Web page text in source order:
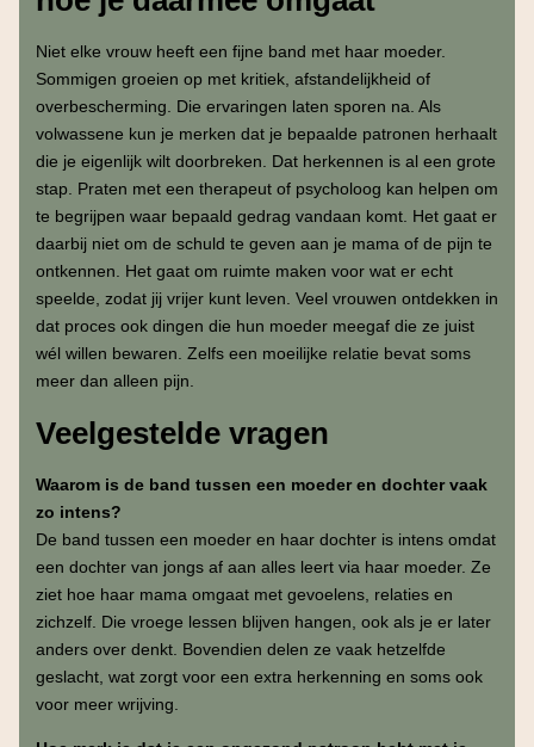
Niet elke vrouw heeft een fijne band met haar moeder.
Sommigen groeien op met kritiek, afstandelijkheid of
overbescherming. Die ervaringen laten sporen na. Als
volwassene kun je merken dat je bepaalde patronen herhaalt
die je eigenlijk wilt doorbreken. Dat herkennen is al een grote
stap. Praten met een therapeut of psycholoog kan helpen om
te begrijpen waar bepaald gedrag vandaan komt. Het gaat er
daarbij niet om de schuld te geven aan je mama of de pijn te
ontkennen. Het gaat om ruimte maken voor wat er echt
speelde, zodat jij vrijer kunt leven. Veel vrouwen ontdekken in
dat proces ook dingen die hun moeder meegaf die ze juist
wél willen bewaren. Zelfs een moeilijke relatie bevat soms
meer dan alleen pijn.
Veelgestelde vragen
Waarom is de band tussen een moeder en dochter vaak
zo intens?
De band tussen een moeder en haar dochter is intens omdat
een dochter van jongs af aan alles leert via haar moeder. Ze
ziet hoe haar mama omgaat met gevoelens, relaties en
zichzelf. Die vroege lessen blijven hangen, ook als je er later
anders over denkt. Bovendien delen ze vaak hetzelfde
geslacht, wat zorgt voor een extra herkenning en soms ook
voor meer wrijving.